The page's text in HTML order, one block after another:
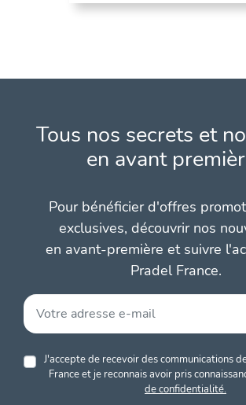
Tous nos secrets et
en avant
Pour bénéficier d'offres
exclusives, découvrir nos
en avant-première et suivre
Pradel France.
J'accepte de recevoir des communications
France et je reconnais avoir pris
de confidentialité.